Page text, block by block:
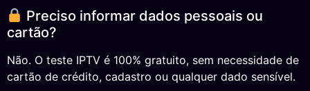
Preciso informar dados pessoais ou
cartão?
Não. O teste IPTV é 100% gratuito, sem necessidade de
cartão de crédito, cadastro ou qualquer dado sensível.